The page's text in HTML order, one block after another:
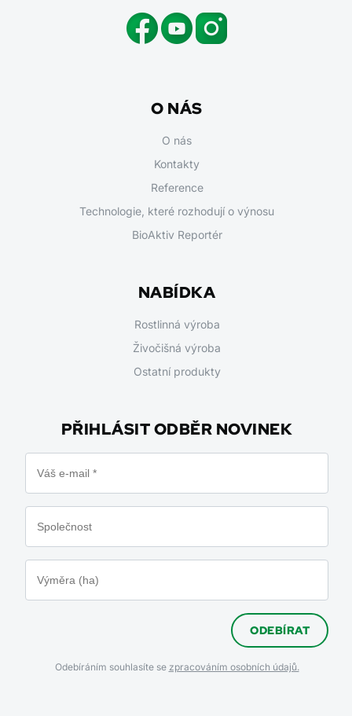
O NÁS
O nás
Kontakty
Reference
Technologie, které rozhodují o výnosu
BioAktiv Reportér
NABÍDKA
Rostlinná výroba
Živočišná výroba
Ostatní produkty
PŘIHLÁSIT ODBĚR NOVINEK
ODEBÍRAT
Odebíráním souhlasíte se zpracováním osobních údajů.